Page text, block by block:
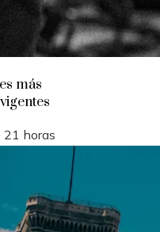
más
21 horas